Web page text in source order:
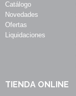
Catálogo
Novedades
Ofertas
Liquidaciones
TIENDA ONLINE